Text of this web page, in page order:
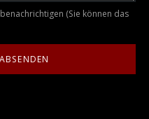
(Sie können das